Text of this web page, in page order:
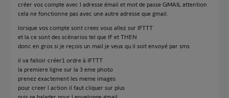
créer vos compte avec l adresse émail et mot de passe GMAIL attention
cela ne fonctionne pas avec une autre adresse que gmail.
lorsque vos compte sont crees vous allez sur IFTTT
et la ce sont des scénarios tel que IF et THEN
donc en gros si je reçois un mail je veux qu il soit envoyé par sms
il va falloir créer1 ordre à IFTTT
la premiere ligne sur la 3 eme photo
prenez exactement les meme images
pour creer l action il faut cliquer sur plus
puis se balader pour l enveloppe gmail